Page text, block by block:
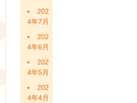
202
4年7月
202
4年6月
202
4年5月
202
4年4月